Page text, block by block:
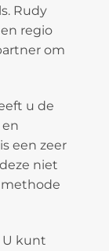
Rudy
regio
om
u de
en
is een zeer
niet
methode
U kunt